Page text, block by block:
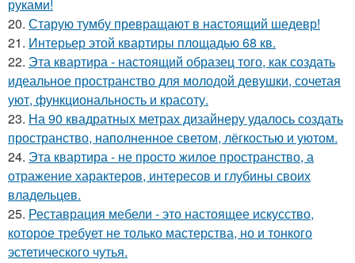
руками!
20. Старую тумбу превращают в настоящий шедевр!
21. Интерьер этой квартиры площадью 68 кв.
22. Эта квартира - настоящий образец того, как создать
идеальное пространство для молодой девушки, сочетая
уют, функциональность и красоту.
23. На 90 квадратных метрах дизайнеру удалось создать
пространство, наполненное светом, лёгкостью и уютом.
24. Эта квартира - не просто жилое пространство, а
отражение характеров, интересов и глубины своих
владельцев.
25. Реставрация мебели - это настоящее искусство,
которое требует не только мастерства, но и тонкого
эстетического чутья.